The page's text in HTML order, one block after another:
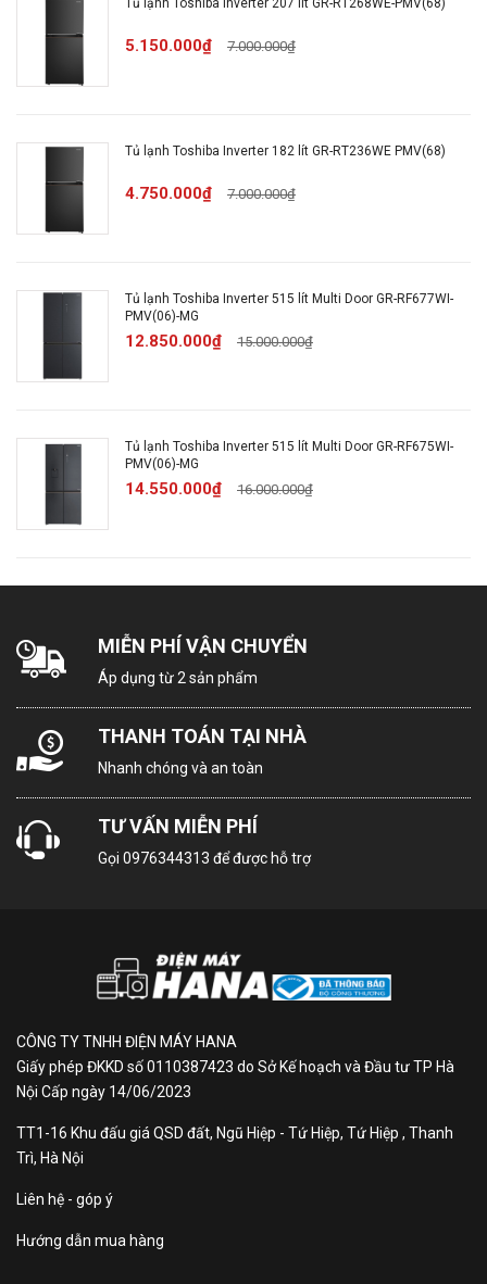
Công nghệ khử
ứng dụng TSmartLife
Kích thước:
89.7 cm - Sâu 70.6 cm
Bảo hành
Giới thiệu: Tủ lạnh
Toshiba Inverter 555 lít
GR-RS696WI-PMV(60)-
AG
Tủ Lạnh Toshiba Inverter 555 Lít GR-RS696WI-
PMV(60)-AG - Nâng cao hiệu quả bảo quản thực
Dung tích: 555L (F: 206L | R: 349L)
Kích thước (mm): 897x706x1765
Xuất xứ: Trung Quốc
Tem năng lượng: 3 sao
Thiết kế tinh tế, sang trọng
PMV(60)-AG sở hữu kiểu dáng side by side hiện đại,
cho phép người dùng lấy/cất thực phẩm dễ dàng từ
Tủ lạnh Toshiba Inverter 207 lít GR-RT268WE-PMV(68)
5.150.000₫ 7.000.000₫
Tủ lạnh Toshiba Inverter 182 lít GR-RT236WE PMV(68)
4.750.000₫ 7.000.000₫
Tủ lạnh Toshiba Inverter 515 lít Multi Door GR-RF677WI-
PMV(06)-MG
12.850.000₫ 15.000.000₫
Tủ lạnh Toshiba Inverter 515 lít Multi Door GR-RF675WI-
PMV(06)-MG
14.550.000₫ 16.000.000₫
MIỄN PHÍ VẬN CHUYỂN
Áp dụng từ 2 sản phẩm
THANH TOÁN TẠI NHÀ
Nhanh chóng và an toàn
TƯ VẤN MIỄN PHÍ
Gọi 0976344313 để được hỗ trợ
CÔNG TY TNHH ĐIỆN MÁY HANA
Giấy phép ĐKKD số 0110387423 do Sở Kế hoạch và Đầu tư TP Hà
Nội Cấp ngày 14/06/2023
TT1-16 Khu đấu giá QSD đất, Ngũ Hiệp - Tứ Hiệp, Tứ Hiệp , Thanh
Trì, Hà Nội
Liên hệ - góp ý
Hướng dẫn mua hàng